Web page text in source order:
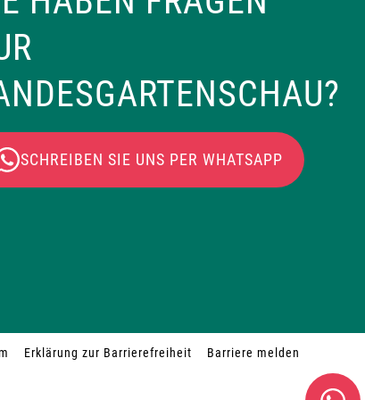
SCHREIBEN SIE UNS PER WHATSAPP
Erklärung zur Barrierefreiheit Barriere melden